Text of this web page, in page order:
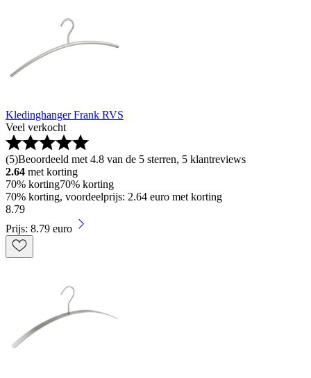
Kledinghanger Frank RVS
Veel verkocht
(5)Beoordeeld met 4.8 van de 5 sterren, 5 klantreviews
2.64 met korting
70% korting70% korting
70% korting, voordeelprijs: 2.64 euro met korting
8.79
Prijs: 8.79 euro